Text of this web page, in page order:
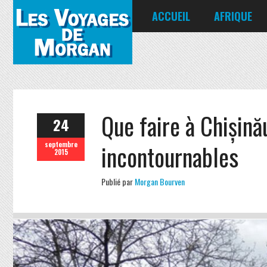
ACCUEIL AFRIQUE
Égypte
Kenya
24
septembre
2015
Que faire à
incontournables
Publié parMorgan Bourven